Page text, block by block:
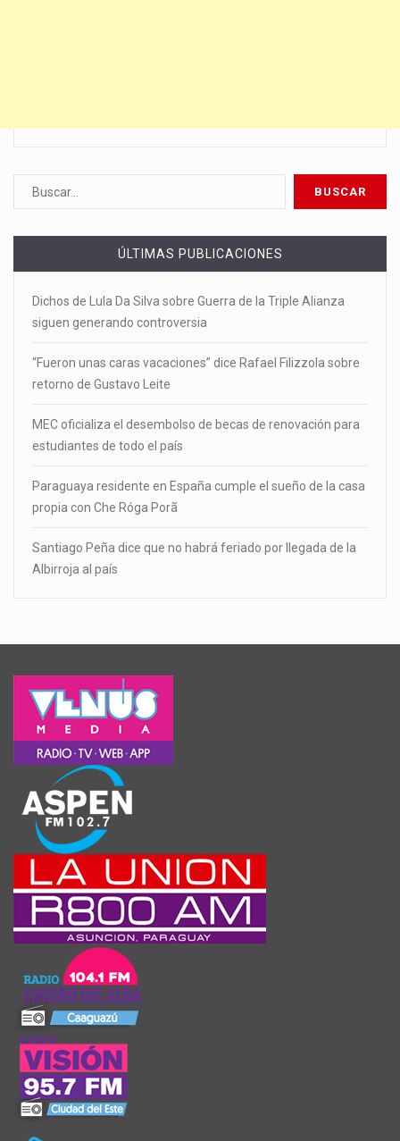
ÚLTIMAS PUBLICACIONES
Dichos de Lula Da Silva sobre Guerra de la Triple Alianza
siguen generando controversia
“Fueron unas caras vacaciones” dice Rafael Filizzola sobre
retorno de Gustavo Leite
MEC oficializa el desembolso de becas de renovación para
estudiantes de todo el país
Paraguaya residente en España cumple el sueño de la casa
propia con Che Róga Porã
Santiago Peña dice que no habrá feriado por llegada de la
Albirroja al país